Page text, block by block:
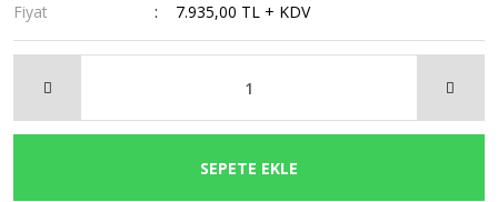
Fiyat
7.935,00 TL + KDV
SEPETE EKLE